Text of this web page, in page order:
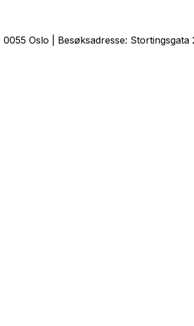
Oslo | Besøksadresse: Stortingsgata